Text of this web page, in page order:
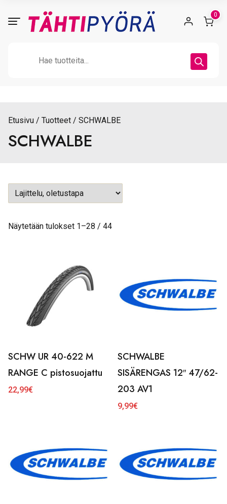
0
Etusivu Tuotteet SCHWALBE
SCHWALBE
Näytetään tulokset 1–28 / 44
SCHW UR 40-622 M
RANGE C pistosuojattu
22,99€
SCHWALBE
SISÄRENGAS 12″ 47/62-
203 AV1
9,99€